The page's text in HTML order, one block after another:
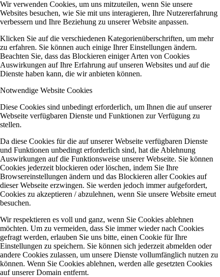
Wir verwenden Cookies, um uns mitzuteilen, wenn Sie unsere
Websites besuchen, wie Sie mit uns interagieren, Ihre Nutzererfahrung
verbessern und Ihre Beziehung zu unserer Website anpassen.
Klicken Sie auf die verschiedenen Kategorienüberschriften, um mehr
zu erfahren. Sie können auch einige Ihrer Einstellungen ändern.
Beachten Sie, dass das Blockieren einiger Arten von Cookies
Auswirkungen auf Ihre Erfahrung auf unseren Websites und auf die
Dienste haben kann, die wir anbieten können.
Notwendige Website Cookies
Diese Cookies sind unbedingt erforderlich, um Ihnen die auf unserer
Webseite verfügbaren Dienste und Funktionen zur Verfügung zu
stellen.
Da diese Cookies für die auf unserer Webseite verfügbaren Dienste
und Funktionen unbedingt erforderlich sind, hat die Ablehnung
Auswirkungen auf die Funktionsweise unserer Webseite. Sie können
Cookies jederzeit blockieren oder löschen, indem Sie Ihre
Browsereinstellungen ändern und das Blockieren aller Cookies auf
dieser Webseite erzwingen. Sie werden jedoch immer aufgefordert,
Cookies zu akzeptieren / abzulehnen, wenn Sie unsere Website erneut
besuchen.
Wir respektieren es voll und ganz, wenn Sie Cookies ablehnen
möchten. Um zu vermeiden, dass Sie immer wieder nach Cookies
gefragt werden, erlauben Sie uns bitte, einen Cookie für Ihre
Einstellungen zu speichern. Sie können sich jederzeit abmelden oder
andere Cookies zulassen, um unsere Dienste vollumfänglich nutzen zu
können. Wenn Sie Cookies ablehnen, werden alle gesetzten Cookies
auf unserer Domain entfernt.